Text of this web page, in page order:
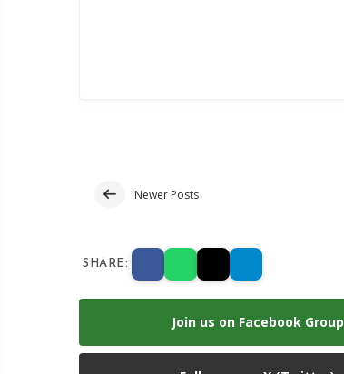
Newer Posts
SHARE:
Join us on Facebook Group